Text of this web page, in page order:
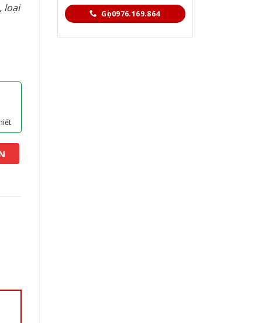
Gọi 0976.169.864
loại